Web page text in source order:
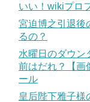
いい！wikiプロ
宮迫博之引退後
るの？
水曜日のダウン
前はだれ？【画
ール
皇后陛下雅子様